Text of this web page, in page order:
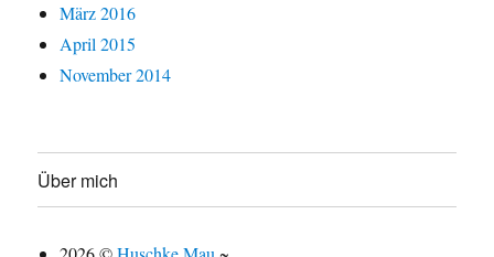
März 2016
April 2015
November 2014
Über mich